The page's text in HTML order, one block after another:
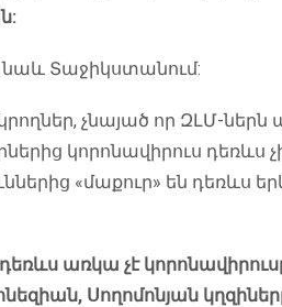
նաև Տաջիկստանում:
չնայած որ ԶԼՄ-ներն
կորոնավիրուս դեռևս
«մաքուր» են դեռևս
առկա չէ
Սողոմոնյան